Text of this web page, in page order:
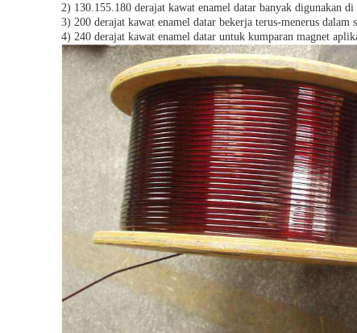
2) 130.155.180 derajat kawat enamel datar banyak digunakan
3) 200 derajat kawat enamel datar bekerja terus-menerus dalam
4) 240 derajat kawat enamel datar untuk kumparan magnet